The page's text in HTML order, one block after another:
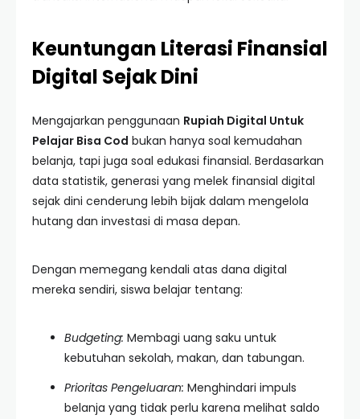
Keuntungan Literasi Finansial
Digital Sejak Dini
Mengajarkan penggunaan Rupiah Digital Untuk
Pelajar Bisa Cod bukan hanya soal kemudahan
belanja, tapi juga soal edukasi finansial. Berdasarkan
data statistik, generasi yang melek finansial digital
sejak dini cenderung lebih bijak dalam mengelola
hutang dan investasi di masa depan.
Dengan memegang kendali atas dana digital
mereka sendiri, siswa belajar tentang:
Budgeting: Membagi uang saku untuk
kebutuhan sekolah, makan, dan tabungan.
Prioritas Pengeluaran: Menghindari impuls
belanja yang tidak perlu karena melihat saldo